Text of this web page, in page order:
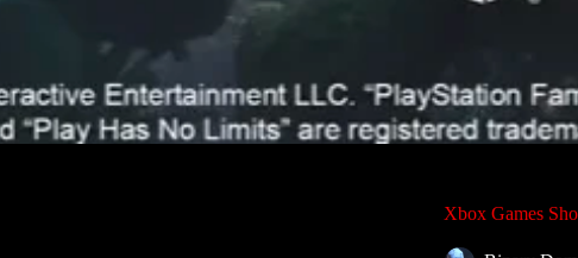
Xbox Games